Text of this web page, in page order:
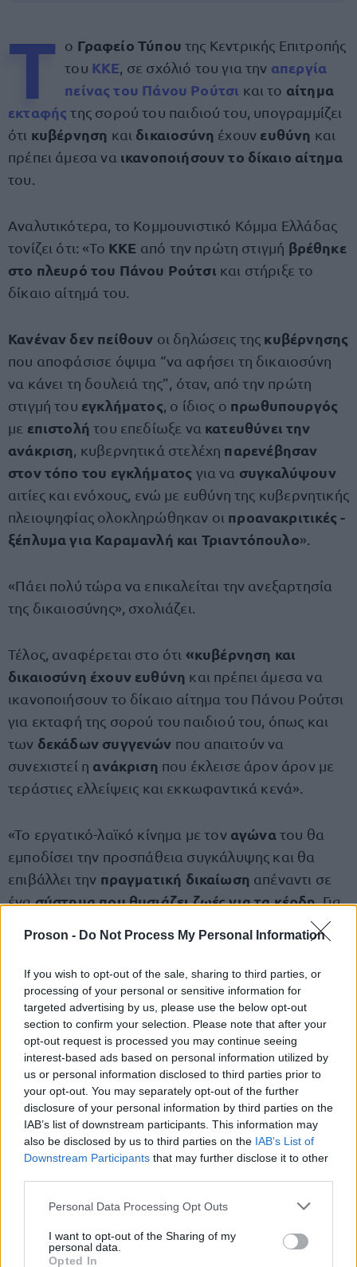
Proson - Do Not Process My Personal Information
If you wish to opt-out of the sale, sharing to third parties, or
processing of your personal or sensitive information for
targeted advertising by us, please use the below opt-out
section to confirm your selection. Please note that after your
opt-out request is processed you may continue seeing
interest-based ads based on personal information utilized by
us or personal information disclosed to third parties prior to
your opt-out. You may separately opt-out of the further
disclosure of your personal information by third parties on the
IAB’s list of downstream participants. This information may
also be disclosed by us to third parties on the IAB’s List of
Downstream Participants that may further disclose it to other
Please note that this website/app uses one or more Google
not limited to your visit or usage behaviour. You may click to
grant or deny consent to Google and its third-party tags to
Personal Data Processing Opt Outs
I want to opt-out of the Sharing of my
personal data.
Opted In
Τ ο Γραφείο Τύπου της Κεντρικής Επιτροπής
του ΚΚΕ , σε σχόλιό του για την απεργία
πείνας του Πάνου Ρούτσι και το αίτημα
εκταφής της σορού του παιδιού του, υπογραμμίζει
ότι κυβέρνηση και δικαιοσύνη έχουν ευθύνη και
πρέπει άμεσα να ικανοποιήσουν το δίκαιο αίτημα
του.
Αναλυτικότερα, το Κομμουνιστικό Κόμμα Ελλάδας
τονίζει ότι: «Το ΚΚΕ από την πρώτη στιγμή βρέθηκε
στο πλευρό του Πάνου Ρούτσι και στήριξε το
δίκαιο αίτημά του.
Κανέναν δεν πείθουν οι δηλώσεις της κυβέρνησης
που αποφάσισε όψιμα “να αφήσει τη δικαιοσύνη
να κάνει τη δουλειά της”, όταν, από την πρώτη
στιγμή του εγκλήματος , ο ίδιος ο πρωθυπουργός
με επιστολήτου επεδίωξε να κατευθύνει την
ανάκριση , κυβερνητικά στελέχη παρενέβησαν
στον τόπο του εγκλήματος για να συγκαλύψουν
αιτίες και ενόχους, ενώ με ευθύνη της κυβερνητικής
πλειοψηφίας ολοκληρώθηκαν οι προανακριτικές -
ξέπλυμα για Καραμανλή και Τριαντόπουλο».
«Πάει πολύ τώρα να επικαλείται την ανεξαρτησία
της δικαιοσύνης», σχολιάζει.
Τέλος, αναφέρεται στο ότι «κυβέρνηση και
δικαιοσύνη έχουν ευθύνη και πρέπει άμεσα να
ικανοποιήσουν το δίκαιο αίτημα του Πάνου Ρούτσι
για εκταφή της σορού του παιδιού του, όπως και
των δεκάδων συγγενών που απαιτούν να
συνεχιστεί η ανάκριση που έκλεισε άρον άρον με
τεράστιες ελλείψεις και εκκωφαντικά κενά».
«Το εργατικό-λαϊκό κίνημα με τον αγώνατου θα
εμποδίσει την προσπάθεια συγκάλυψης και θα
επιβάλλει την πραγματική δικαίωση απέναντι σε
ένασύστημα που θυσιάζει ζωές για τα κέρδη.Για
ΑΣΕΠ: Πιστοποίηση Αγγλικών σε
μόνο 2 ημέρες στα χέρια σας
ΑΣΕΠ: Εξ αποστάσεως η πιο Εύκολη
Πιστοποίηση Υπολογιστών σε 2
μέρες